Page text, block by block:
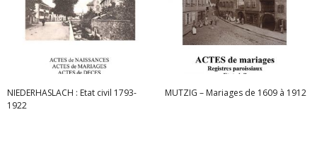
NIEDERHASLACH : Etat civil 1793-
1922
MUTZIG – Mariages de 1609 à 1912